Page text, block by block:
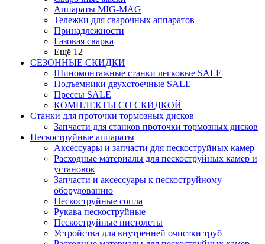
Аппараты MIG-MAG
Тележки для сварочных аппаратов
Принадлежности
Газовая сварка
Ещё 12
СЕЗОННЫЕ СКИДКИ
Шиномонтажные станки легковые SALE
Подъемники двухстоечные SALE
Прессы SALE
КОМПЛЕКТЫ СО СКИДКОЙ
Станки для проточки тормозных дисков
Запчасти для станков проточки тормозных дисков
Пескоструйные аппараты
Аксессуары и запчасти для пескоструйных камер
Расходные материалы для пескоструйных камер и
установок
Запчасти и аксессуары к пескоструйному
оборудованию
Пескоструйные сопла
Рукава пескоструйные
Пескоструйные пистолеты
Устройства для внутренней очистки труб